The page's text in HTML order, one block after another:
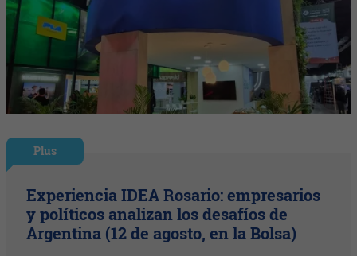
Plus
Experiencia IDEA Rosario: empresarios
y políticos analizan los desafíos de
Argentina (12 de agosto, en la Bolsa)